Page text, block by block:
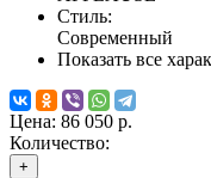
Стиль:
Современный
Показать все
Цена: 86 050 р.
Количество:
+